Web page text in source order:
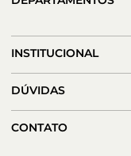
INSTITUCIONAL
DÚVIDAS
CONTATO